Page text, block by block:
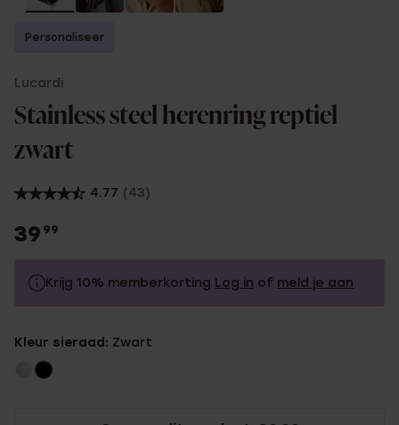
Personaliseer
Lucardi
Stainless steel herenring reptiel
zwart
4.77 (43)
39 99
Krijg 10% memberkorting Log in of meld je aan
Zonder memberkorting
Kleur sieraad: Zwart